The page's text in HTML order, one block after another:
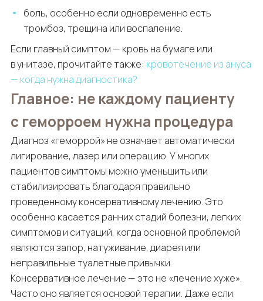
боль, особенно если одновременно есть
тромбоз, трещина или воспаление.
Если главный симптом — кровь на бумаге или
в унитазе, прочитайте также: кровотечение из ануса
— когда нужна диагностика?
Главное: не каждому пациенту
с геморроем нужна процедура
Диагноз «геморрой» не означает автоматически
лигирование, лазер или операцию. У многих
пациентов симптомы можно уменьшить или
стабилизировать благодаря правильно
проведенному консервативному лечению. Это
особенно касается ранних стадий болезни, легких
симптомов и ситуаций, когда основной проблемой
являются запор, натуживание, диарея или
неправильные туалетные привычки.
Консервативное лечение — это не «лечение хуже».
Часто оно является основой терапии. Даже если